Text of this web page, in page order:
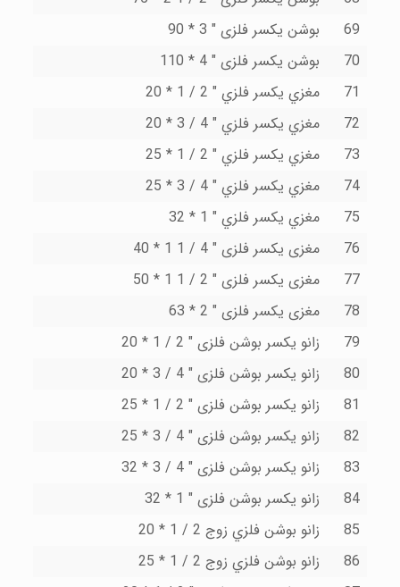
69
بوشن یکسر فلزى " 3 * 90
70
بوشن یکسر فلزى " 4 * 110
71
مغزي یکسر فلزي " 2 / 1 * 20
72
مغزي یکسر فلزي " 4 / 3 * 20
73
مغزي یکسر فلزي " 2 / 1 * 25
74
مغزي یکسر فلزي " 4 / 3 * 25
75
مغزي یکسر فلزي " 1 * 32
76
مغزى یکسر فلزى " 4 / 1 1 * 40
77
مغزى یکسر فلزى " 2 / 1 1 * 50
78
مغزى یکسر فلزى " 2 * 63
79
زانو یکسر بوشن فلزى " 2 / 1 * 20
80
زانو یکسر بوشن فلزى " 4 / 3 * 20
81
زانو یکسر بوشن فلزى " 2 / 1 * 25
82
زانو یکسر بوشن فلزى " 4 / 3 * 25
83
زانو یکسر بوشن فلزى " 4 / 3 * 32
84
زانو یکسر بوشن فلزى " 1 * 32
85
زانو بوشن فلزي زوج 2 / 1 * 20
86
زانو بوشن فلزي زوج 2 / 1 * 25